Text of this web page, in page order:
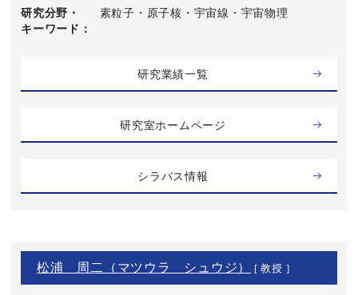
研究分野・
キーワード
素粒子・原子核・宇宙線・宇宙物理
研究業績一覧
研究室ホームページ
シラバス情報
松浦 周二（マツウラ シュウジ） [ 教授 ]